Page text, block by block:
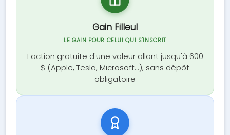
Gain Filleul
LE GAIN POUR CELUI QUI S'INSCRIT
1 action gratuite d'une valeur allant jusqu'à 600
$ (Apple, Tesla, Microsoft...), sans dépôt
obligatoire